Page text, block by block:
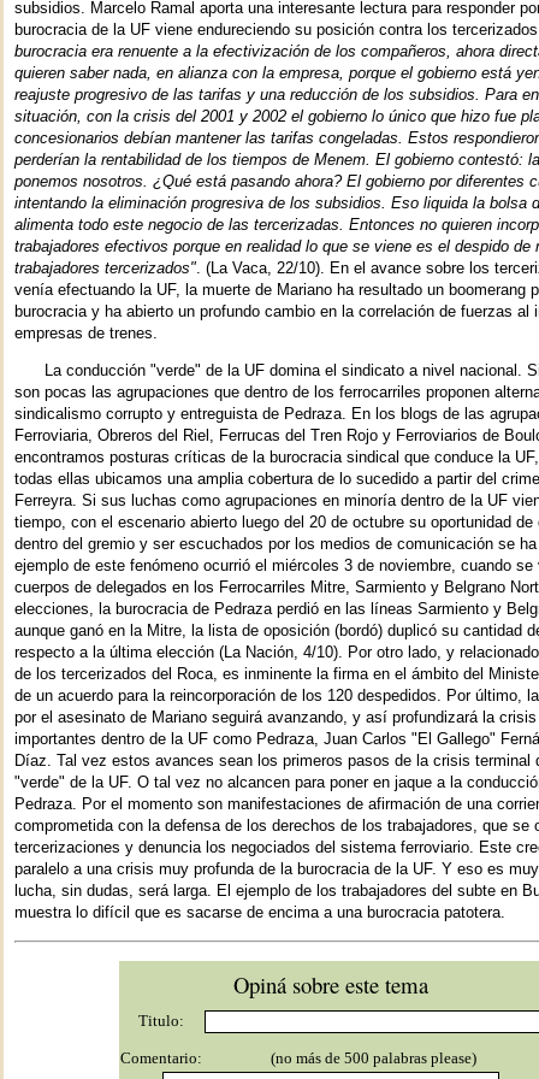
subsidios. Marcelo Ramal aporta una interesante lectura para responder
burocracia de la UF viene endureciendo su posición contra los
burocracia era renuente a la efectivización de los compañeros, ahora
quieren saber nada, en alianza con la empresa, porque el gobierno está
reajuste progresivo de las tarifas y una reducción de los subsidios. Para
situación, con la crisis del 2001 y 2002 el gobierno lo único que hizo fue
concesionarios debían mantener las tarifas congeladas. Estos
perderían la rentabilidad de los tiempos de Menem. El gobierno contestó:
ponemos nosotros. ¿Qué está pasando ahora? El gobierno por diferentes
intentando la eliminación progresiva de los subsidios. Eso liquida la bolsa
alimenta todo este negocio de las tercerizadas. Entonces no quieren
trabajadores efectivos porque en realidad lo que se viene es el despido de
trabajadores tercerizados" . (La Vaca, 22/10). En el avance sobre los
venía efectuando la UF, la muerte de Mariano ha resultado un boomerang
burocracia y ha abierto un profundo cambio en la correlación de fuerzas al
empresas de trenes.
La conducción "verde" de la UF domina el sindicato a nivel nacional.
son pocas las agrupaciones que dentro de los ferrocarriles proponen
sindicalismo corrupto y entreguista de Pedraza. En los blogs de las
Ferroviaria, Obreros del Riel, Ferrucas del Tren Rojo y Ferroviarios de
encontramos posturas críticas de la burocracia sindical que conduce la
todas ellas ubicamos una amplia cobertura de lo sucedido a partir del
Ferreyra. Si sus luchas como agrupaciones en minoría dentro de la UF
tiempo, con el escenario abierto luego del 20 de octubre su oportunidad de
dentro del gremio y ser escuchados por los medios de comunicación se
ejemplo de este fenómeno ocurrió el miércoles 3 de noviembre, cuando se
cuerpos de delegados en los Ferrocarriles Mitre, Sarmiento y Belgrano
elecciones, la burocracia de Pedraza perdió en las líneas Sarmiento y
aunque ganó en la Mitre, la lista de oposición (bordó) duplicó su cantidad
respecto a la última elección (La Nación, 4/10). Por otro lado, y
de los tercerizados del Roca, es inminente la firma en el ámbito del
de un acuerdo para la reincorporación de los 120 despedidos. Por último,
por el asesinato de Mariano seguirá avanzando, y así profundizará la
importantes dentro de la UF como Pedraza, Juan Carlos "El Gallego"
Díaz. Tal vez estos avances sean los primeros pasos de la crisis terminal
"verde" de la UF. O tal vez no alcancen para poner en jaque a la
Pedraza. Por el momento son manifestaciones de afirmación de una
comprometida con la defensa de los derechos de los trabajadores, que se
tercerizaciones y denuncia los negociados del sistema ferroviario. Este
paralelo a una crisis muy profunda de la burocracia de la UF. Y eso es
lucha, sin dudas, será larga. El ejemplo de los trabajadores del subte en
muestra lo difícil que es sacarse de encima a una burocracia patotera.
Opiná sobre este tema
Titulo:
Comentario: (no más de 500 palabras please)